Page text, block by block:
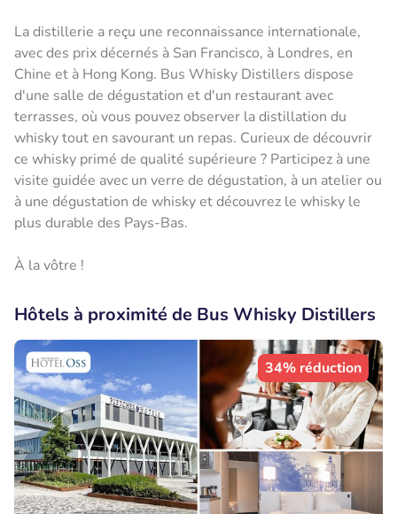
La distillerie a reçu une reconnaissance internationale,
avec des prix décernés à San Francisco, à Londres, en
Chine et à Hong Kong. Bus Whisky Distillers dispose
d'une salle de dégustation et d'un restaurant avec
terrasses, où vous pouvez observer la distillation du
whisky tout en savourant un repas. Curieux de découvrir
ce whisky primé de qualité supérieure ? Participez à une
visite guidée avec un verre de dégustation, à un atelier ou
à une dégustation de whisky et découvrez le whisky le
plus durable des Pays-Bas.
À la vôtre !
Hôtels à proximité de Bus Whisky Distillers
34% réduction